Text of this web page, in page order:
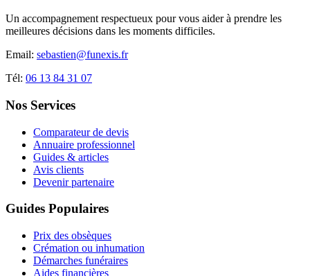
Un accompagnement respectueux pour vous aider à prendre les
meilleures décisions dans les moments difficiles.
Email: sebastien@funexis.fr
Tél: 06 13 84 31 07
Nos Services
Comparateur de devis
Annuaire professionnel
Guides & articles
Avis clients
Devenir partenaire
Guides Populaires
Prix des obsèques
Crémation ou inhumation
Démarches funéraires
Aides financières